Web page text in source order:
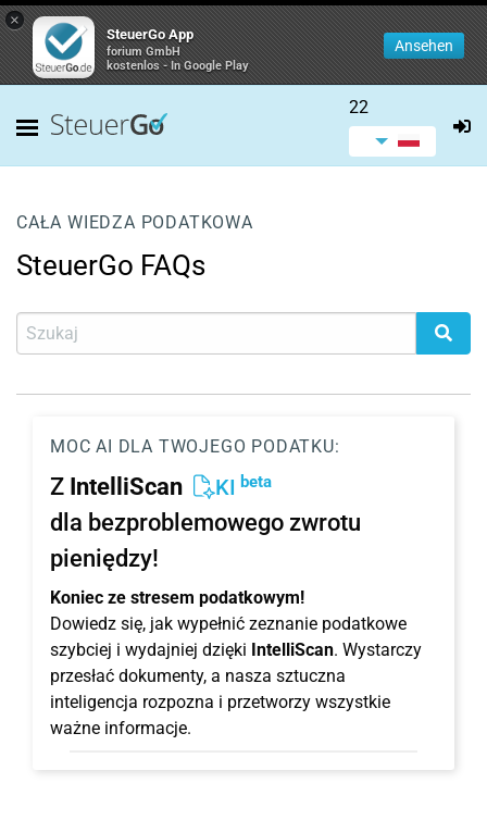
×
SteuerGo App
forium GmbH
kostenlos - In Google Play
Ansehen
22
CAŁA WIEDZA PODATKOWA
SteuerGo FAQs
MOC AI DLA TWOJEGO PODATKU:
Z IntelliScan KI beta
dla bezproblemowego zwrotu
pieniędzy!
Koniec ze stresem podatkowym!
Dowiedz się, jak wypełnić zeznanie podatkowe
szybciej i wydajniej dzięki IntelliScan. Wystarczy
przesłać dokumenty, a nasza sztuczna
inteligencja rozpozna i przetworzy wszystkie
ważne informacje.